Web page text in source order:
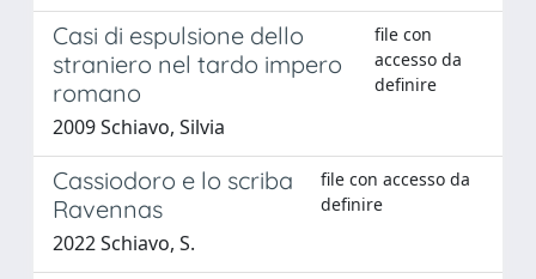
Casi di espulsione dello
straniero nel tardo impero
romano
file con
accesso da
definire
2009 Schiavo, Silvia
Cassiodoro e lo scriba
Ravennas
file con accesso da
definire
2022 Schiavo, S.